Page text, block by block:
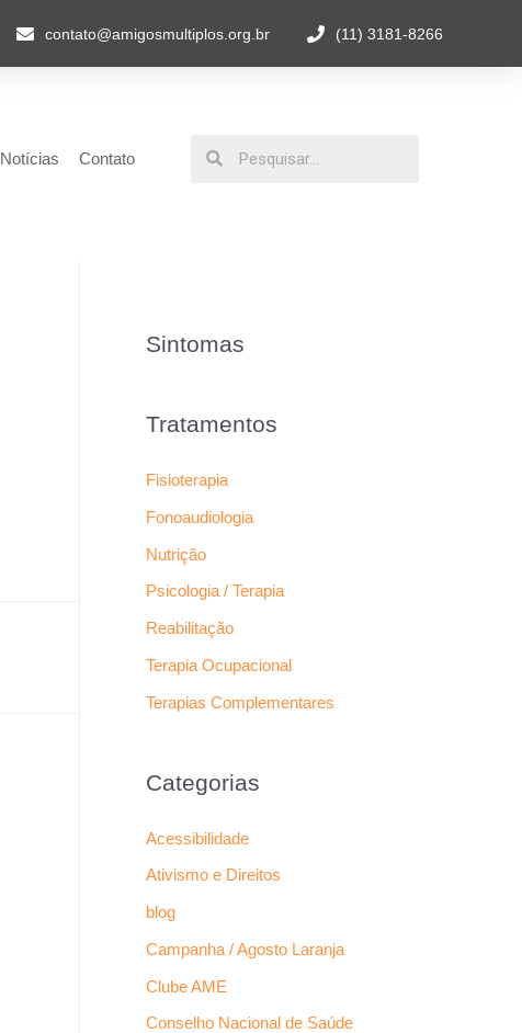
contato@amigosmultiplos.org.br (11) 3181-8266
Notícias Contato
Sintomas
Tratamentos
Fisioterapia
Fonoaudiologia
Nutrição
Psicologia / Terapia
Reabilitação
Terapia Ocupacional
Terapias Complementares
Categorias
Acessibilidade
Ativismo e Direitos
blog
Campanha / Agosto Laranja
Clube AME
Conselho Nacional de Saúde